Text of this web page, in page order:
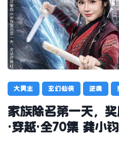
大男主 玄幻仙侠 逆袭
家族除名第一天，
·穿越·全70集 龚小